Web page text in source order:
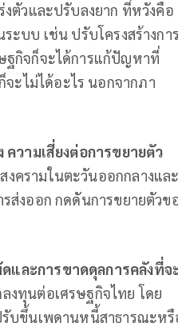
งตัวและปรับลงยาก ที่หวังคือ
ะบบ เช่น ปรับโครงสร้างการ
ฐกิจก็จะได้การแก้ปัญหาที่
ะไม่ได้อะไร นอกจากภา
ความเสี่ยงต่อการขยายตัว
ครามในตะวันออกกลางและ
ส่งออก กดดันการขยายตัวข
และการขาดดุลการคลังที่จ
งทุนต่อเศรษฐกิจไทย โดย
รับขึ้นเพดานหนี้สาธารณะหรื